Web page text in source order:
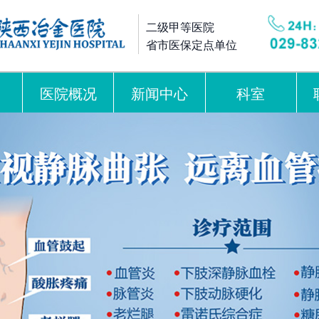
二级甲等医院
省市医保定点单位
医院概况 新闻中心 科室